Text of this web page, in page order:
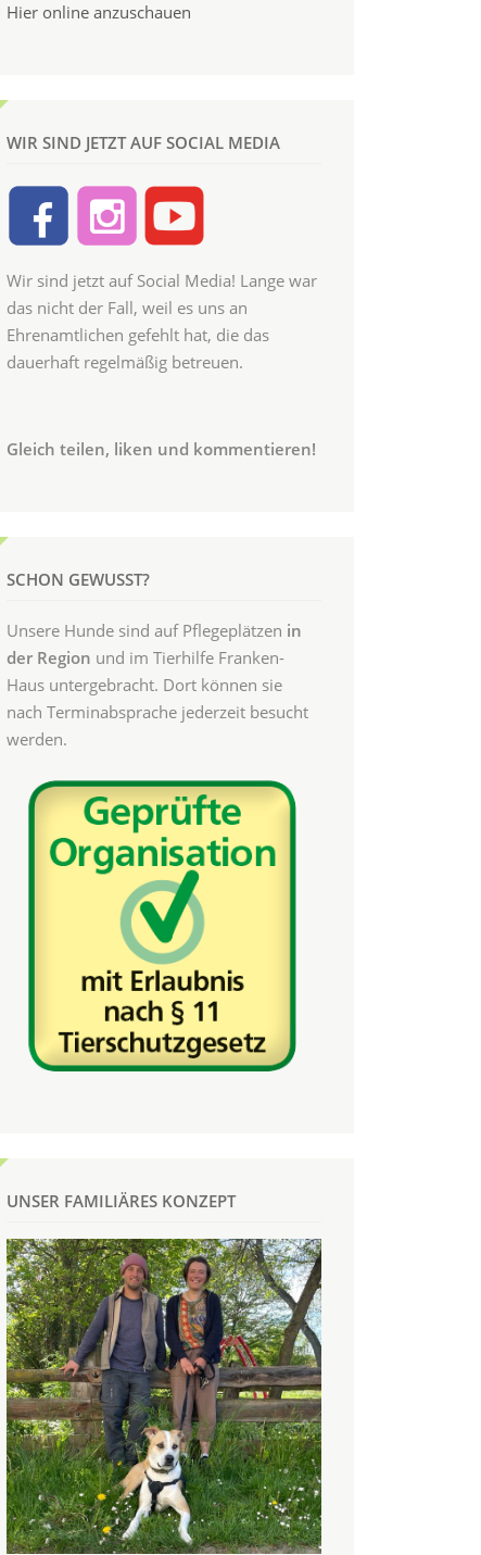
Hier online anzuschauen
WIR SIND JETZT AUF SOCIAL MEDIA
Wir sind jetzt auf Social Media! Lange war
das nicht der Fall, weil es uns an
Ehrenamtlichen gefehlt hat, die das
dauerhaft regelmäßig betreuen.
Gleich teilen, liken und kommentieren!
SCHON GEWUSST?
Unsere Hunde sind auf Pflegeplätzen in
der Region und im Tierhilfe Franken-
Haus untergebracht. Dort können sie
nach Terminabsprache jederzeit besucht
werden.
UNSER FAMILIÄRES KONZEPT